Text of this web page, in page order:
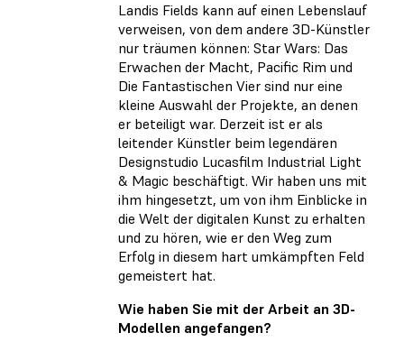
Landis Fields kann auf einen Lebenslauf
verweisen, von dem andere 3D-Künstler
nur träumen können: Star Wars: Das
Erwachen der Macht, Pacific Rim und
Die Fantastischen Vier sind nur eine
kleine Auswahl der Projekte, an denen
er beteiligt war. Derzeit ist er als
leitender Künstler beim legendären
Designstudio Lucasfilm Industrial Light
& Magic beschäftigt. Wir haben uns mit
ihm hingesetzt, um von ihm Einblicke in
die Welt der digitalen Kunst zu erhalten
und zu hören, wie er den Weg zum
Erfolg in diesem hart umkämpften Feld
gemeistert hat.
Wie haben Sie mit der Arbeit an 3D-
Modellen angefangen?